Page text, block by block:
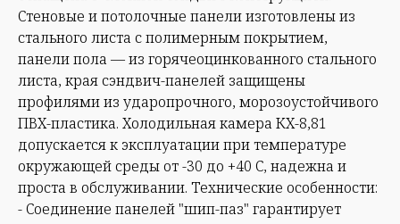
Стеновые и потолочные панели изготовлены из
стального листа с полимерным покрытием,
панели пола — из горячеоцинкованного стального
листа, края сэндвич-панелей защищены
профилями из ударопрочного, морозоустойчивого
ПВХ-пластика. Холодильная камера КХ-8,81
допускается к эксплуатации при температуре
окружающей среды от -30 до +40 С, надежна и
проста в обслуживании. Технические особенности:
- Соединение панелей "шип-паз" гарантирует